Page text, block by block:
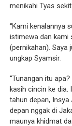
menikahi Tyas
“Kami kenalannya
istimewa dan kami
(pernikahan). Saya
ungkap Syamsir.
“Tunangan itu
kasih cincin ke dia.
tahun depan, Insya
depan nggak di
maunya khidmat